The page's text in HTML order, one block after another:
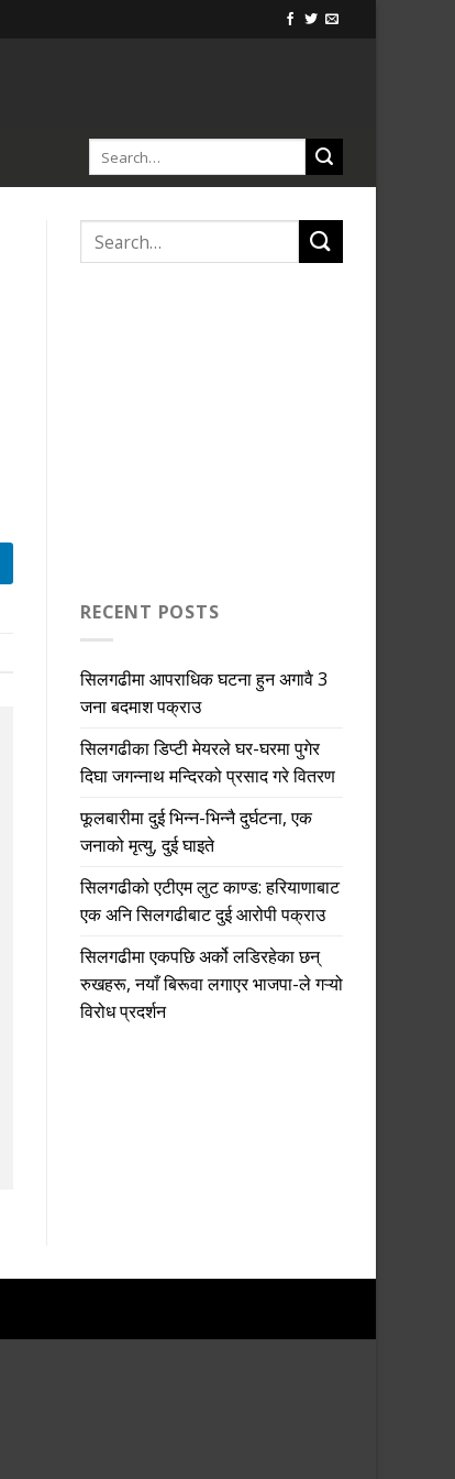
RECENT POSTS
सिलगढीमा आपराधिक घटना हुन अगावै 3
जना बदमाश पक्राउ
सिलगढीका डिप्टी मेयरले घर-घरमा पुगेर
दिघा जगन्नाथ मन्दिरको प्रसाद गरे वितरण
फूलबारीमा दुई भिन्न-भिन्नै दुर्घटना, एक
जनाको मृत्यु, दुई घाइते
सिलगढीको एटीएम लुट काण्ड: हरियाणाबाट
एक अनि सिलगढीबाट दुई आरोपी पक्राउ
सिलगढीमा एकपछि अर्को लडिरहेका छन्
रुखहरू, नयाँ बिरूवा लगाएर भाजपा-ले गऱ्यो
विरोध प्रदर्शन